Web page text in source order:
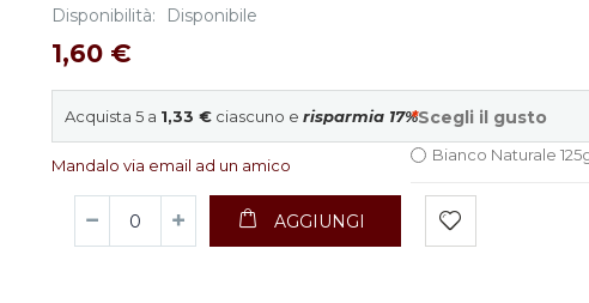
Disponibilità: Disponibile
1,60 €
Acquista 5 a 1,33 €ciascuno e risparmia 17%
Mandalo via email ad un amico
*Scegli il gusto
Bianco Naturale
AGGIUNGI